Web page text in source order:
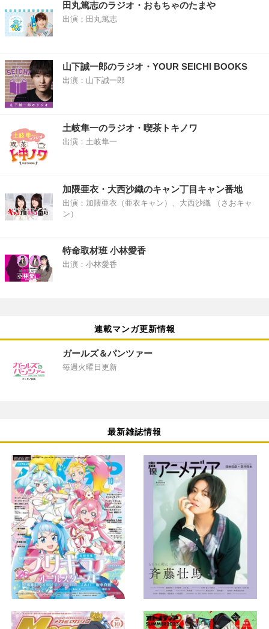
田丸篤志のラジオ・おもちゃのたまや
出演：田丸篤志
山下誠一郎のラジオ・YOUR SEICHI BOOKS
出演：山下誠一郎
土岐隼一のラジオ・喫茶トキノワ
出演：土岐隼一
加隈亜衣・大西沙織のキャン丁目キャン番地
出演：加隈亜衣（亜衣キャン）、大西沙織 （さおキャ
ン）
特命取材班 小林愛香
出演：小林愛香
連載マンガ更新情報
ガールズ＆パンツァー
毎週火曜日更新
最新雑誌情報